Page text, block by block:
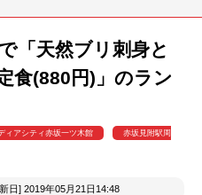
「天然ブリ刺身と
食(880円)」のラン
ィアシティ赤坂一ツ木館 赤坂見附駅周
] 2019年05月21日14:48